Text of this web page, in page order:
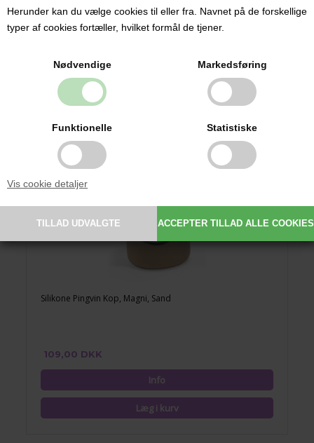
Herunder kan du vælge cookies til eller fra. Navnet på de forskellige
typer af cookies fortæller, hvilket formål de tjener.
Nødvendige Markedsføring
Funktionelle Statistiske
Vis cookie detaljer
Silikone Pingvin Kop, Magni, Sand
109,00 DKK